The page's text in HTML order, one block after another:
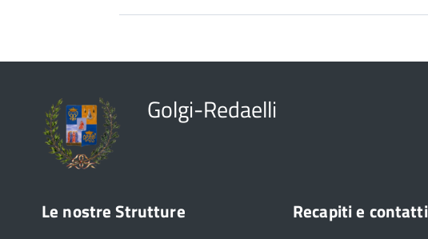
Golgi-Redaelli
Le nostre Strutture Recapiti e contatti